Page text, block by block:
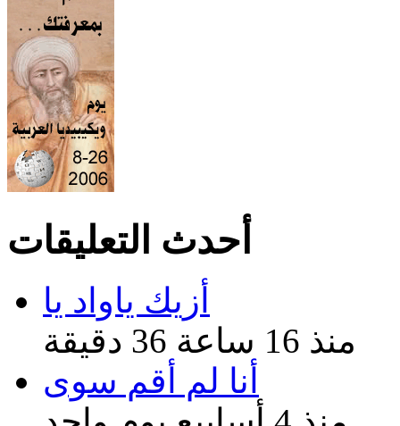
أحدث التعليقات
أزيك ياواد يا
منذ 16 ساعة 36 دقيقة
أنا لم أقم سوى